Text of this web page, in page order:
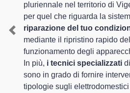
pluriennale nel territorio di
per quel che riguarda la
riparazione del tuo
mediante il ripristino rapido
funzionamento degli
In più, i tecnici specializzati
sono in grado di fornire
tipologie sugli
Previous